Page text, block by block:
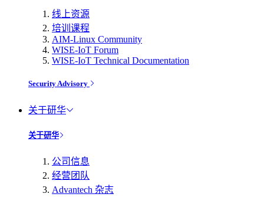
线上资源
培训课程
AIM-Linux Community
WISE-IoT Forum
WISE-IoT Technical Documentation
Security Advisory
关于研华
关于研华
公司信息
经营团队
Advantech 杂志